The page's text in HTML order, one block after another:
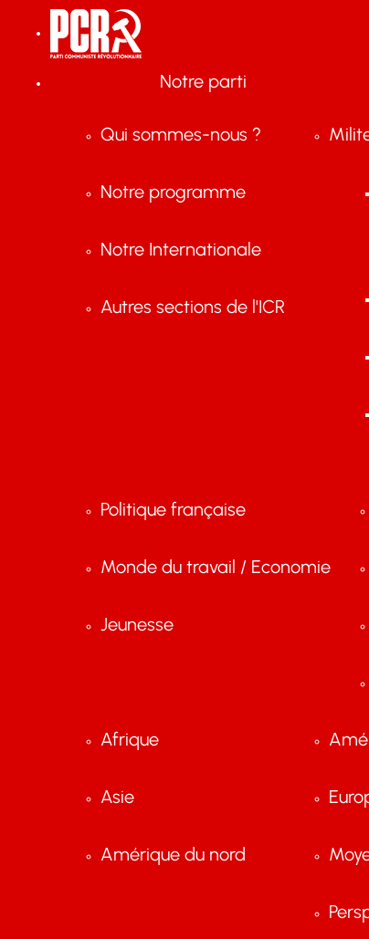
Notre parti
Qui sommes-nous ?
Notre programme
Notre Internationale
Autres sections de l'ICR
Politique française
Monde du travail / Economie
Jeunesse
Afrique
Asie
Amérique du nord